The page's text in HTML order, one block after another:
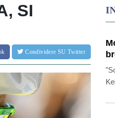
SI
Condividere SU Twitter